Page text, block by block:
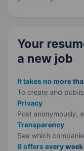
Your
a new job
It takes no more
To create and
Privacy
Post anonymously,
Transparency
See which
8 offers every week